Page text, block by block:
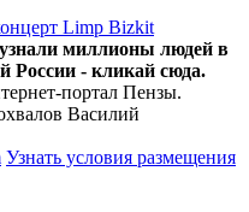
Limp Bizkit
миллионы людей в
России - кликай сюда.
портал Пензы.
Василий
Узнать условия размещения